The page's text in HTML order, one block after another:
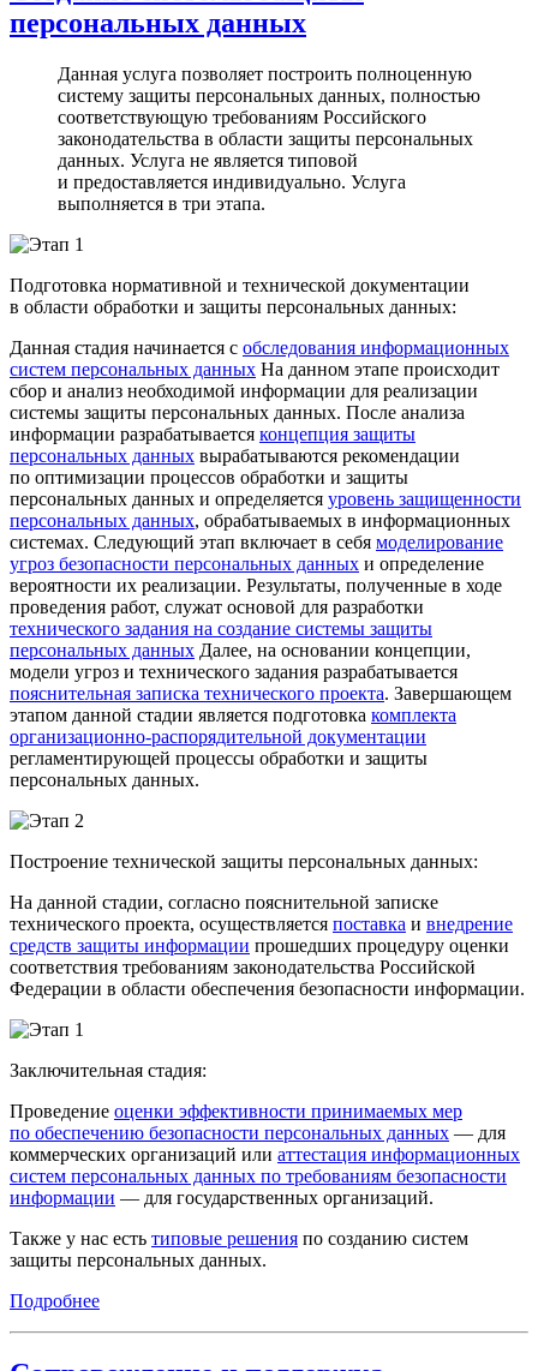
персональных данных
Данная услуга позволяет построить полноценную
систему защиты персональных данных, полностью
соответствующую требованиям Российского
законодательства в области защиты персональных
данных. Услуга не является типовой
и предоставляется индивидуально. Услуга
выполняется в три этапа.
Подготовка нормативной и технической документации
в области обработки и защиты персональных данных:
Данная стадия начинается с обследования информационных
систем персональных данных На данном этапе происходит
сбор и анализ необходимой информации для реализации
системы защиты персональных данных. После анализа
информации разрабатывается концепция защиты
персональных данных вырабатываются рекомендации
по оптимизации процессов обработки и защиты
персональных данных и определяется уровень защищенности
персональных данных, обрабатываемых в информационных
системах. Следующий этап включает в себя моделирование
угроз безопасности персональных данных и определение
вероятности их реализации. Результаты, полученные в ходе
проведения работ, служат основой для разработки
технического задания на создание системы защиты
персональных данных Далее, на основании концепции,
модели угроз и технического задания разрабатывается
пояснительная записка технического проекта. Завершающем
этапом данной стадии является подготовка комплекта
организационно-распорядительной документации
регламентирующей процессы обработки и защиты
персональных данных.
Построение технической защиты персональных данных:
На данной стадии, согласно пояснительной записке
технического проекта, осуществляется поставка и внедрение
средств защиты информации прошедших процедуру оценки
соответствия требованиям законодательства Российской
Федерации в области обеспечения безопасности информации.
Заключительная стадия:
Проведение оценки эффективности принимаемых мер
по обеспечению безопасности персональных данных — для
коммерческих организаций или аттестация информационных
систем персональных данных по требованиям безопасности
информации — для государственных организаций.
Также у нас есть типовые решения по созданию систем
защиты персональных данных.
Подробнее